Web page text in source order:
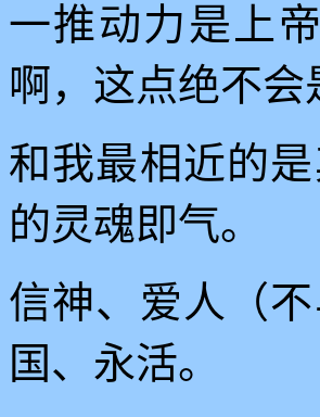
一推动力是上帝
啊，这点绝不
和我最相近的
的灵魂即气。
信神、爱人（
国、永活。